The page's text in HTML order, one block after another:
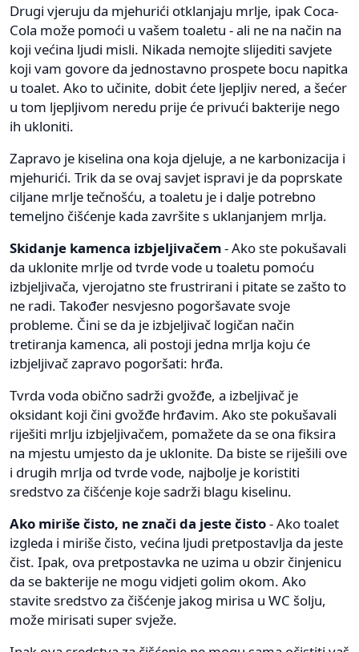
Drugi vjeruju da mjehurići otklanjaju mrlje, ipak Coca-
Cola može pomoći u vašem toaletu - ali ne na način na
koji većina ljudi misli. Nikada nemojte slijediti savjete
koji vam govore da jednostavno prospete bocu napitka
u toalet. Ako to učinite, dobit ćete ljepljiv nered, a šećer
u tom ljepljivom neredu prije će privući bakterije nego
ih ukloniti.
Zapravo je kiselina ona koja djeluje, a ne karbonizacija i
mjehurići. Trik da se ovaj savjet ispravi je da poprskate
ciljane mrlje tečnošću, a toaletu je i dalje potrebno
temeljno čišćenje kada završite s uklanjanjem mrlja.
Skidanje kamenca izbjeljivačem- Ako ste pokušavali
da uklonite mrlje od tvrde vode u toaletu pomoću
izbjeljivača, vjerojatno ste frustrirani i pitate se zašto to
ne radi. Također nesvjesno pogoršavate svoje
probleme. Čini se da je izbjeljivač logičan način
tretiranja kamenca, ali postoji jedna mrlja koju će
izbjeljivač zapravo pogoršati: hrđa.
Tvrda voda obično sadrži gvožđe, a izbeljivač je
oksidant koji čini gvožđe hrđavim. Ako ste pokušavali
riješiti mrlju izbjeljivačem, pomažete da se ona fiksira
na mjestu umjesto da je uklonite. Da biste se riješili ove
i drugih mrlja od tvrde vode, najbolje je koristiti
sredstvo za čišćenje koje sadrži blagu kiselinu.
Ako miriše čisto, ne znači da jeste čisto- Ako toalet
izgleda i miriše čisto, većina ljudi pretpostavlja da jeste
čist. Ipak, ova pretpostavka ne uzima u obzir činjenicu
da se bakterije ne mogu vidjeti golim okom. Ako
stavite sredstvo za čišćenje jakog mirisa u WC šolju,
može mirisati super svježe.